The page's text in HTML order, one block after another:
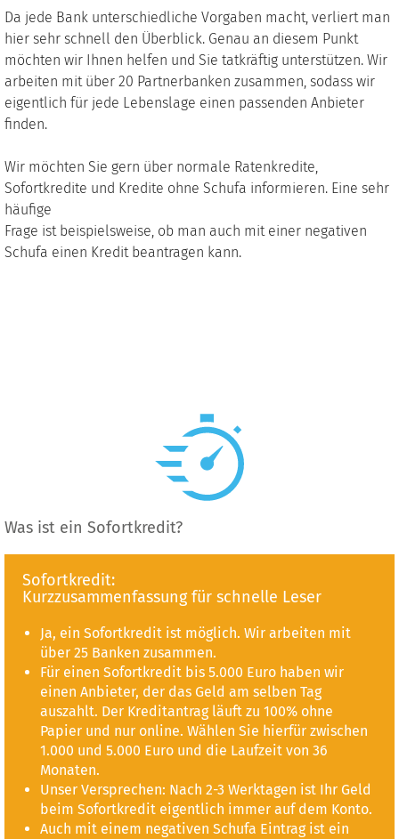
Da jede Bank unterschiedliche Vorgaben macht, verliert man
hier sehr schnell den Überblick. Genau an diesem Punkt
möchten wir Ihnen helfen und Sie tatkräftig unterstützen. Wir
arbeiten mit über 20 Partnerbanken zusammen, sodass wir
eigentlich für jede Lebenslage einen passenden Anbieter
finden.
Wir möchten Sie gern über normale Ratenkredite,
Sofortkredite und Kredite ohne Schufa informieren. Eine sehr
häufige
Frage ist beispielsweise, ob man auch mit einer negativen
Schufa einen Kredit beantragen kann.
Was ist ein Sofortkredit?
Sofortkredit:
Kurzzusammenfassung für schnelle Leser
Ja, ein Sofortkredit ist möglich. Wir arbeiten mit
über 25 Banken zusammen.
Für einen Sofortkredit bis 5.000 Euro haben wir
einen Anbieter, der das Geld am selben Tag
auszahlt. Der Kreditantrag läuft zu 100% ohne
Papier und nur online. Wählen Sie hierfür zwischen
1.000 und 5.000 Euro und die Laufzeit von 36
Monaten.
Unser Versprechen: Nach 2-3 Werktagen ist Ihr Geld
beim Sofortkredit eigentlich immer auf dem Konto.
Auch mit einem negativen Schufa Eintrag ist ein